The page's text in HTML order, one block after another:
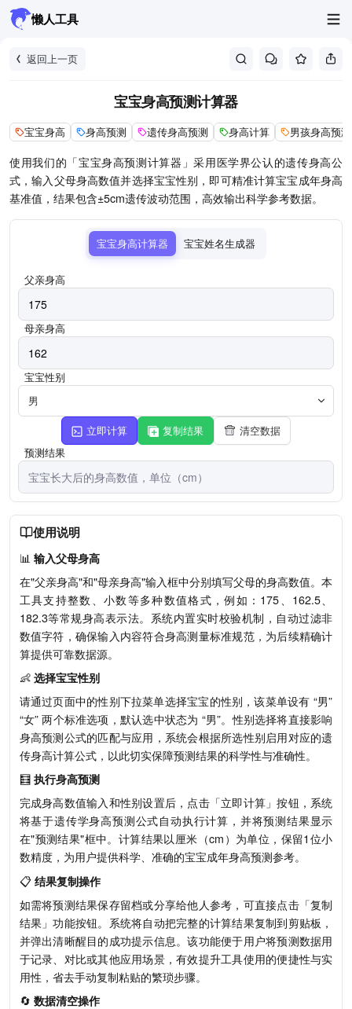
懒人工具
返回上一页
宝宝身高预测计算器
宝宝身高 身高预测 遗传身高预测 身高计算 男孩身高预测
使用我们的「宝宝身高预测计算器」采用医学界公认的遗传身高公
式，输入父母身高数值并选择宝宝性别，即可精准计算宝宝成年身高
基准值，结果包含±5cm遗传波动范围，高效输出科学参考数据。
宝宝身高计算器 宝宝姓名生成器
父亲身高
母亲身高
宝宝性别
男
立即计算
复制结果
清空数据
预测结果
使用说明
📊 输入父母身高
在"父亲身高"和"母亲身高"输入框中分别填写父母的身高数值。本
工具支持整数、小数等多种数值格式，例如：175、162.5、
182.3等常规身高表示法。系统内置实时校验机制，自动过滤非
数值字符，确保输入内容符合身高测量标准规范，为后续精确计
算提供可靠数据源。
👶 选择宝宝性别
请通过页面中的性别下拉菜单选择宝宝的性别，该菜单设有 “男”
“女” 两个标准选项，默认选中状态为 “男”。性别选择将直接影响
身高预测公式的匹配与应用，系统会根据所选性别启用对应的遗
传身高计算公式，以此切实保障预测结果的科学性与准确性。
🧮 执行身高预测
完成身高数值输入和性别设置后，点击「立即计算」按钮，系统
将基于遗传学身高预测公式自动执行计算，并将预测结果显示
在"预测结果"框中。计算结果以厘米（cm）为单位，保留1位小
数精度，为用户提供科学、准确的宝宝成年身高预测参考。
📋 结果复制操作
如需将预测结果保存留档或分享给他人参考，可直接点击「复制
结果」功能按钮。系统将自动把完整的计算结果复制到剪贴板，
并弹出清晰醒目的成功提示信息。该功能便于用户将预测数据用
于记录、对比或其他应用场景，有效提升工具使用的便捷性与实
用性，省去手动复制粘贴的繁琐步骤。
🔄 数据清空操作